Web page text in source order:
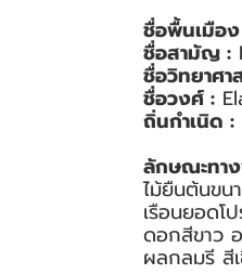
ชื่อพื้นเมือ
ชื่อสามัญ :
ชื่อวิทยาศา
ชื่อวงศ์ :
ถิ่นกำเนิด :
ลักษณะทา
ไม้ยืนต้นขน
เรือนยอดโ
ดอกสีขาว
ผลกลมรี สี